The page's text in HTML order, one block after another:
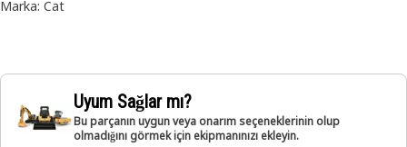
Marka: Cat
Uyum Sağlar mı?
Bu parçanın uygun veya onarım seçeneklerinin olup
olmadığını görmek için ekipmanınızı ekleyin.